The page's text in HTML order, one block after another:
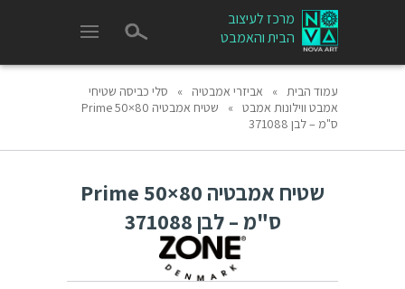
מרכז לעיצוב
הבית והאמבט
עמוד הבית » אביזרי אמבטיה »
סלי כביסה שטיחי
אמבט ווילונות אמבט »
שטיח אמבטיה 80×50 Prime
ס"מ – לבן 371088
שטיח אמבטיה 80×50 Prime
ס"מ – לבן 371088